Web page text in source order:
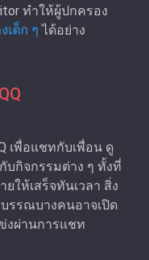
ทําให้ผู้ปกครอง
เด็ก ๆได้อย่าง
เพื่อแชทกับเพื่อน ดู
บกิจกรรมต่าง ๆ ทั้งที่
ให้เสร็จทันเวลา สิ่ง
รรณบางคนอาจเปิด
งผ่านการแชท